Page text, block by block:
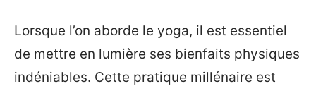
Lorsque l’on aborde le yoga, il est essentiel
de mettre en lumière ses bienfaits physiques
indéniables. Cette pratique millénaire est